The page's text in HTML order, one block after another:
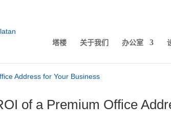
塔楼 关于我们 办公室
of a Premium Office